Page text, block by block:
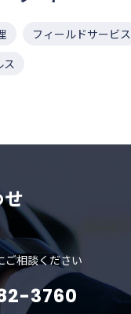
フィールドサービス
ス
ご相談ください
3760